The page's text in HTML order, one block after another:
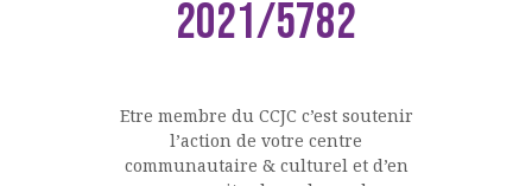
ÉVÉNEMENTS
CONTACT
ADHÉSION
2021/5782
Etre membre du CCJC c’est soutenir
l’action de votre centre
communautaire & culturel et d’en